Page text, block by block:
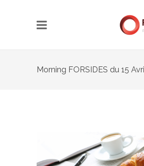
Morning FORSIDES du 15